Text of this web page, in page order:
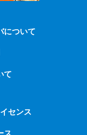
について
て
センス
ス